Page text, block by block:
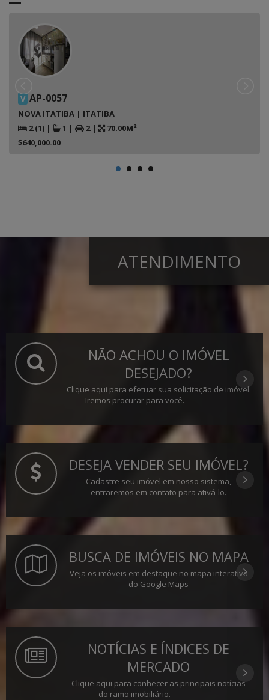
V AP-0057
NOVA ITATIBA | ITATIBA
2 (1) | 1 | 2 |
70.00M²
$640,000.00
ATENDIMENTO
NÃO ACHOU O IMÓVEL
DESEJADO?
Clique aqui para efetuar sua solicitação de imóvel.
Iremos procurar para você.
DESEJA VENDER SEU IMÓVEL?
Cadastre seu imóvel em nosso sistema,
entraremos em contato para ativá-lo.
BUSCA DE IMÓVEIS NO MAPA
Veja os imóveis em destaque no mapa interativo
do Google Maps
NOTÍCIAS E ÍNDICES DE
MERCADO
Clique aqui para conhecer as principais notícias
do ramo imobiliário.